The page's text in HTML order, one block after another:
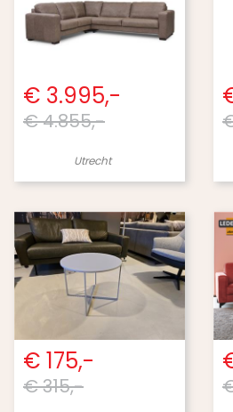
€ 3.995,-
€ 4.855,-
Utrecht
€ 175,-
€ 315,-